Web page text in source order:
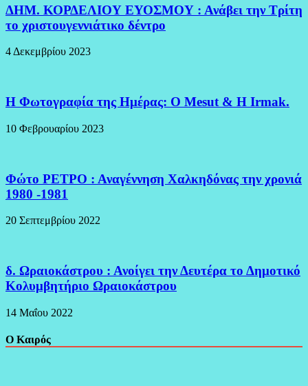
ΔΗΜ. ΚΟΡΔΕΛΙΟΥ ΕΥΟΣΜΟΥ : Ανάβει την Τρίτη
το χριστουγεννιάτικο δέντρο
4 Δεκεμβρίου 2023
H Φωτογραφία της Ημέρας: O Mesut & Η Irmak.
10 Φεβρουαρίου 2023
Φώτο ΡΕΤΡΟ : Αναγέννηση Χαλκηδόνας την χρονιά
1980 -1981
20 Σεπτεμβρίου 2022
δ. Ωραιοκάστρου : Ανοίγει την Δευτέρα το Δημοτικό
Κολυμβητήριο Ωραιοκάστρου
14 Μαΐου 2022
Ο Καιρός